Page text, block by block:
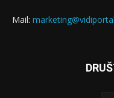
Mail: